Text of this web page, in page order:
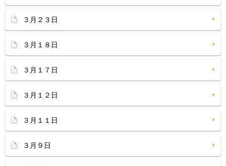
３月２３日
３月１８日
３月１７日
３月１２日
３月１１日
３月９日